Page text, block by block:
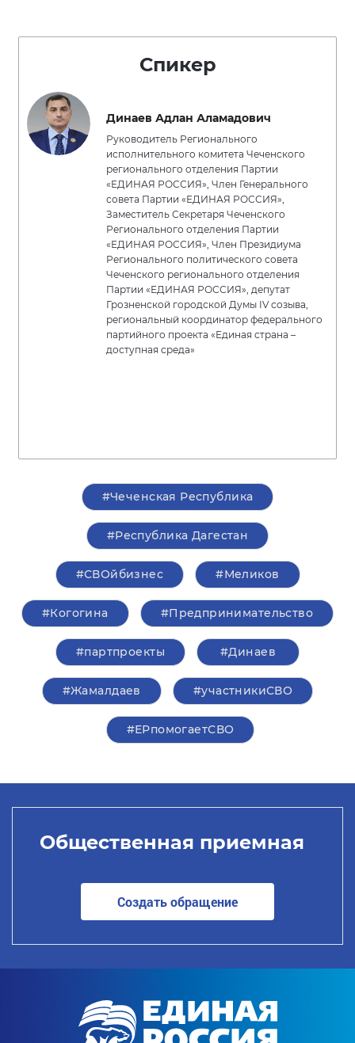
Спикер
Динаев Адлан Аламадович
Руководитель Регионального
исполнительного комитета Чеченского
регионального отделения Партии
«ЕДИНАЯ РОССИЯ», Член Генерального
совета Партии «ЕДИНАЯ РОССИЯ»,
Заместитель Секретаря Чеченского
Регионального отделения Партии
«ЕДИНАЯ РОССИЯ», Член Президиума
Регионального политического совета
Чеченского регионального отделения
Партии «ЕДИНАЯ РОССИЯ», депутат
Грозненской городской Думы IV созыва,
региональный координатор федерального
партийного проекта «Единая страна –
доступная среда»
#Чеченская Республика
#Республика Дагестан
#СВОйбизнес #Меликов
#Когогина #Предпринимательство
#партпроекты #Динаев
#Жамалдаев #участникиСВО
#ЕРпомогаетСВО
Общественная приемная
Создать обращение